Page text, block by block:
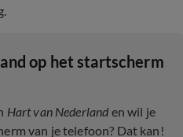
op het startscherm
Hart van Nederland en wil je
van je telefoon? Dat kan!